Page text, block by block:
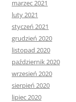
marzec 2021
luty 2021
styczeń 2021
grudzień 2020
listopad 2020
październik 2020
wrzesień 2020
sierpień 2020
lipiec 2020